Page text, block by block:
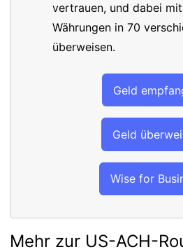
vertrauen, und dabei
Währungen in 70
überweisen.
Geld
Geld
Wise for
Mehr zur US-ACH-